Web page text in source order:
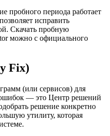
пробного периода работает
исправить
Скачать пробную
можно с официального
Fix)
(или сервисов) для
ошибок — это Центр решений
решение конкретно
утилиту, которая